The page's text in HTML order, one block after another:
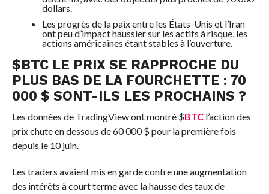
dollars.
Les progrès de la paix entre les États-Unis et l’Iran
ont peu d’impact haussier sur les actifs à risque, les
actions américaines étant stables à l’ouverture.
$BTCLE PRIX SE RAPPROCHE DU
PLUS BAS DE LA FOURCHETTE : 70
000 $ SONT-ILS LES PROCHAINS ?
Les données de TradingView ont montré $BTCl’action des
prix chute en dessous de 60 000 $ pour la première fois
depuis le 10 juin.
Les traders avaient mis en garde contre une augmentation
des intérêts à court terme avec la hausse des taux de